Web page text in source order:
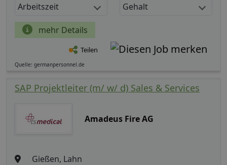
Arbeitszeit Gehalt
mehr Details
Teilen
Quelle: germanpersonnel.de
SAP Projektleiter (m/ w/ d) Sales & Services
Amadeus Fire AG
Gießen, Lahn